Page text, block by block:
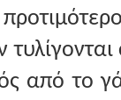
από το